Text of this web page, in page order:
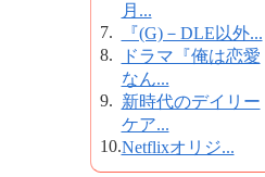
月...
7.
『(G)－DLE以外...
8.
ドラマ『俺は恋愛
なん...
9. 新時代のデイリー
ケア...
10.Netflixオリジ...